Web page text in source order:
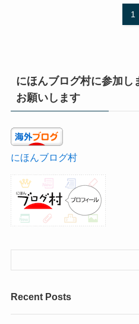
1
にほんブログ村に参
お願いします
にほんブログ村
Recent Posts